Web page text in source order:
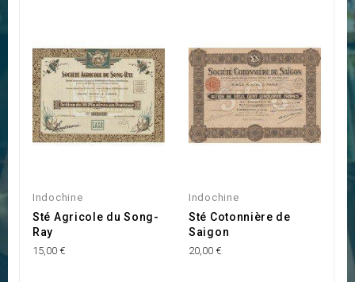
Indochine
Sté Agricole du Song-
Ray
15,00 €
Indochine
Sté Cotonnière de
Saigon
20,00 €